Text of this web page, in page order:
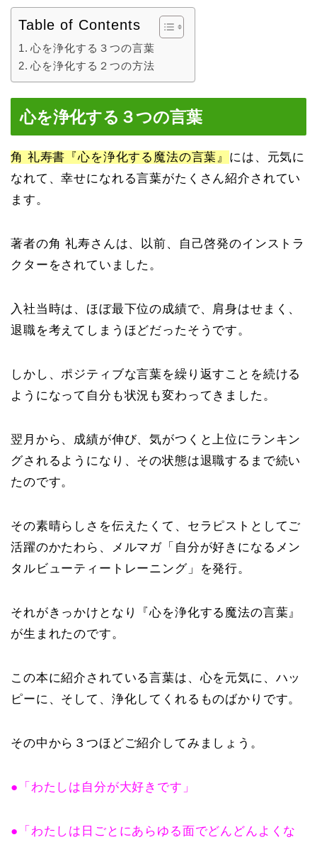
Table of Contents
心を浄化する３つの言葉
心を浄化する２つの方法
心を浄化する３つの言葉
角 礼寿書『心を浄化する魔法の言葉』 には、元気に
なれて、幸せになれる言葉がたくさん紹介されてい
ます。
著者の角 礼寿さんは、以前、自己啓発のインストラ
クターをされていました。
入社当時は、ほぼ最下位の成績で、肩身はせまく、
退職を考えてしまうほどだったそうです。
しかし、ポジティブな言葉を繰り返すことを続ける
ようになって自分も状況も変わってきました。
翌月から、成績が伸び、気がつくと上位にランキン
グされるようになり、その状態は退職するまで続い
たのです。
その素晴らしさを伝えたくて、セラピストとしてご
活躍のかたわら、メルマガ「自分が好きになるメン
タルビューティートレーニング」を発行。
それがきっかけとなり『心を浄化する魔法の言葉』
が生まれたのです。
この本に紹介されている言葉は、心を元気に、ハッ
ピーに、そして、浄化してくれるものばかりです。
その中から３つほどご紹介してみましょう。
●「わたしは自分が大好きです」
●「わたしは日ごとにあらゆる面でどんどんよくな